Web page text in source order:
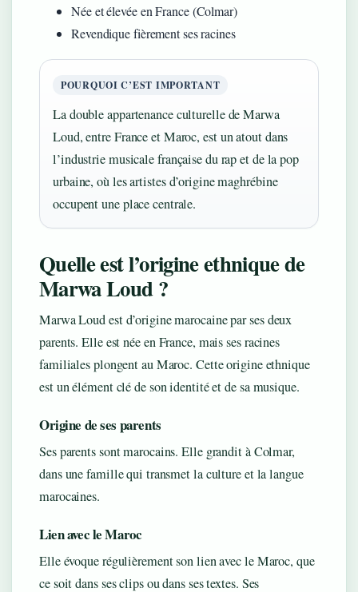
Née et élevée en France (Colmar)
Revendique fièrement ses racines
POURQUOI C’EST IMPORTANT
La double appartenance culturelle de Marwa
Loud, entre France et Maroc, est un atout dans
l’industrie musicale française du rap et de la pop
urbaine, où les artistes d’origine maghrébine
occupent une place centrale.
Quelle est l’origine ethnique de
Marwa Loud ?
Marwa Loud est d’origine marocaine par ses deux
parents. Elle est née en France, mais ses racines
familiales plongent au Maroc. Cette origine ethnique
est un élément clé de son identité et de sa musique.
Origine de ses parents
Ses parents sont marocains. Elle grandit à Colmar,
dans une famille qui transmet la culture et la langue
marocaines.
Lien avec le Maroc
Elle évoque régulièrement son lien avec le Maroc, que
ce soit dans ses clips ou dans ses textes. Ses